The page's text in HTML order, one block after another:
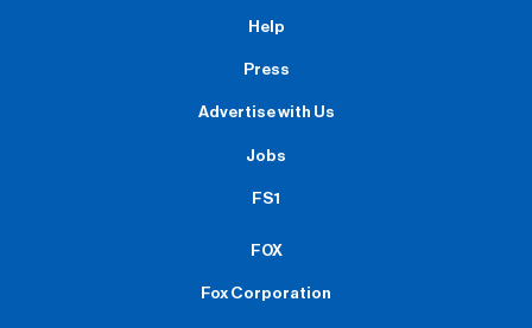
Help
Press
Advertise with Us
Jobs
FS1
FOX
Fox Corporation